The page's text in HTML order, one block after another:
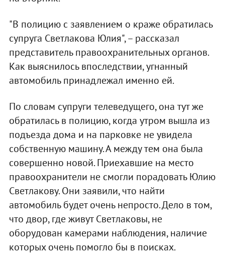
"В полицию с заявлением о краже обратилась
супруга Светлакова Юлия", – рассказал
представитель правоохранительных органов.
Как выяснилось впоследствии, угнанный
автомобиль принадлежал именно ей.
По словам супруги телеведущего, она тут же
обратилась в полицию, когда утром вышла из
подъезда дома и на парковке не увидела
собственную машину. А между тем она была
совершенно новой. Приехавшие на место
правоохранители не смогли порадовать Юлию
Светлакову. Они заявили, что найти
автомобиль будет очень непросто. Дело в том,
что двор, где живут Светлаковы, не
оборудован камерами наблюдения, наличие
которых очень помогло бы в поисках.